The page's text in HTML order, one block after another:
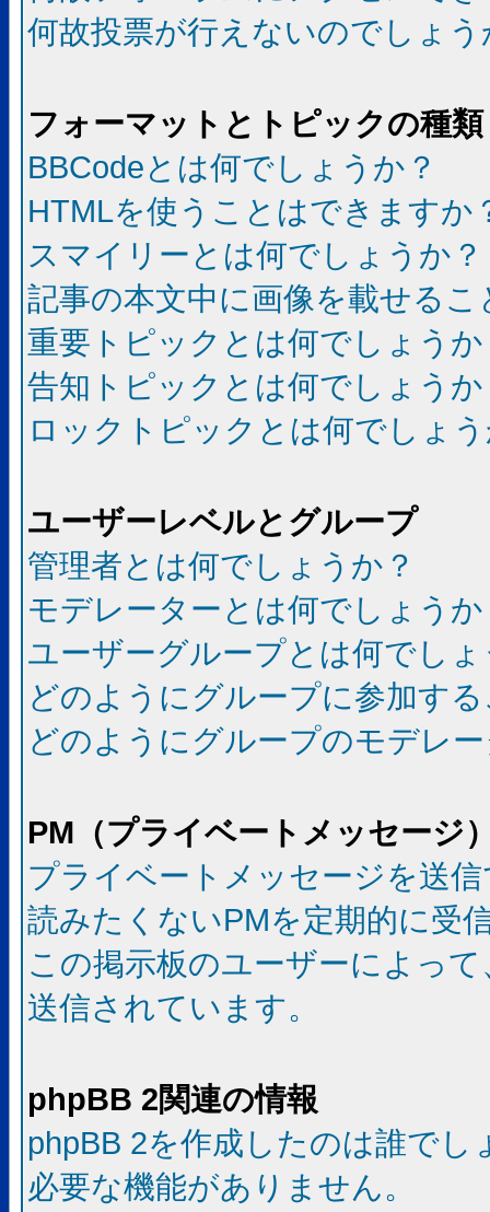
何故投票が行えないのでしょう
フォーマットとトピックの種類
BBCodeとは何でしょうか？
HTMLを使うことはできますか
スマイリーとは何でしょうか？
記事の本文中に画像を載せる
重要トピックとは何でしょうか
告知トピックとは何でしょうか
ロックトピックとは何でしょ
ユーザーレベルとグループ
管理者とは何でしょうか？
モデレーターとは何でしょうか
ユーザーグループとは何でし
どのようにグループに参加す
どのようにグループのモデレ
PM（プライベートメッセージ
プライベートメッセージを送
読みたくないPMを定期的に受
この掲示板のユーザーによっ
送信されています。
phpBB 2関連の情報
phpBB 2を作成したのは誰でし
必要な機能がありません。